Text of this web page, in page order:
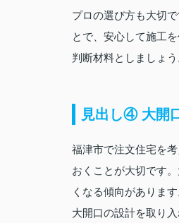
プロの選び方も大切
とで、安心して施工
判断材料としましょ
見出し④ 大開
福津市で注文住宅を
おくことが大切です
くなる傾向がありま
大開口の設計を取り